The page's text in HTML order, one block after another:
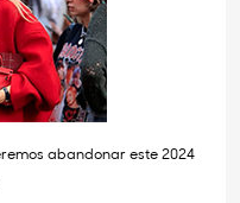
abandonar este 2024